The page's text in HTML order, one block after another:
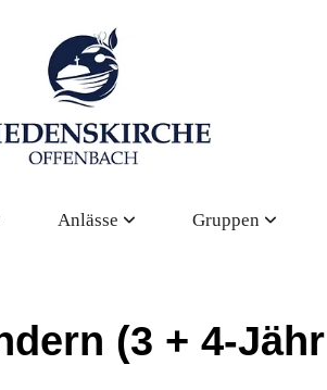
Anlässe Gruppen
(3 + 4-